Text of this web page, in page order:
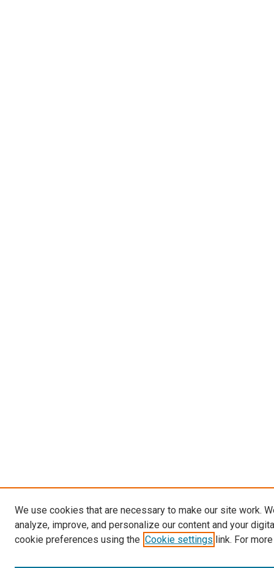
We use cookies that are necessary to make our site work.
analyze, improve, and personalize our content and your
cookie preferences using the Cookie settings link. For